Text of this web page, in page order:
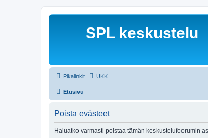
SPL keskustelu
Pikalinkit UKK
Etusivu
Poista evästeet
Haluatko varmasti poistaa tämän keskustelufoorumin